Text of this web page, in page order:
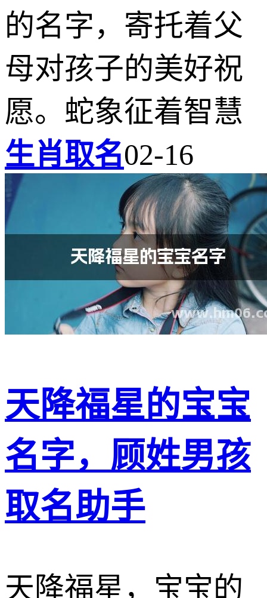
的名字，寄托着父
母对孩子的美好祝
愿。蛇象征着智慧
生肖取名02-16
天降福星的宝宝
名字，顾姓男孩
取名助手
天降福星，宝宝的